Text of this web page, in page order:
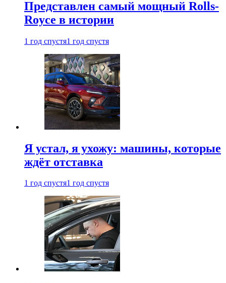
Представлен самый мощный Rolls-
Royce в истории
1 год спустя1 год спустя
Я устал, я ухожу: машины, которые
ждёт отставка
1 год спустя1 год спустя